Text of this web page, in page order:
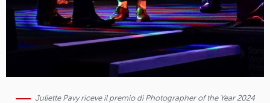
Juliette Pavy riceve il premio di Photographer of the Year 2024